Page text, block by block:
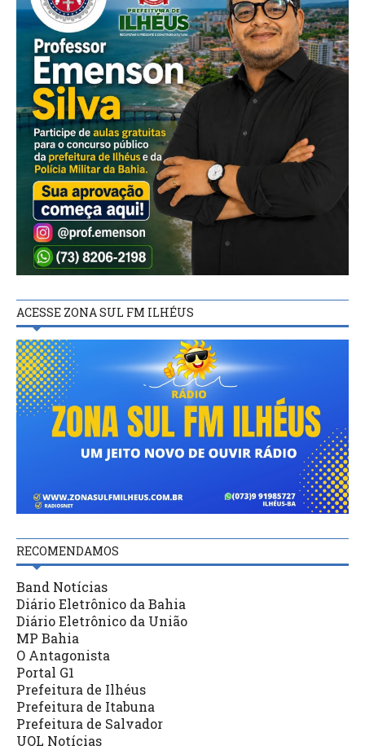
ACESSE ZONA SUL FM ILHÉUS
RECOMENDAMOS
Band Notícias
Diário Eletrônico da Bahia
Diário Eletrônico da União
MP Bahia
O Antagonista
Portal G1
Prefeitura de Ilhéus
Prefeitura de Itabuna
Prefeitura de Salvador
UOL Notícias